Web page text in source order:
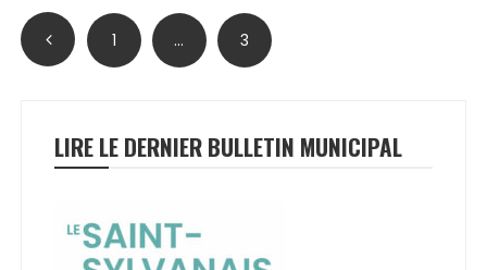
Pagination
des 1 … 3
LIRE LE DERNIER BULLETIN MUNICIPAL